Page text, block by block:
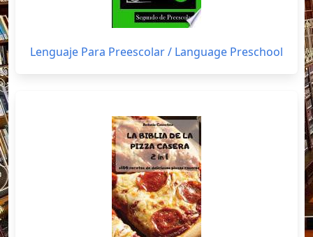
Lenguaje Para Preescolar / Language Preschool